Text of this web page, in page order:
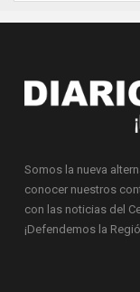
Somos la nueva
conocer nuestros
con las noticias del
¡Defendemos la